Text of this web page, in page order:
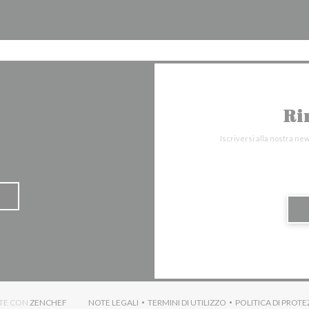
Iscriversi alla nostra
CON ZENCHEF ((APRE UNA NUOVA FINESTRA))
NOTE LEGALI TERMINI DI UTILIZZO POLITICA DI